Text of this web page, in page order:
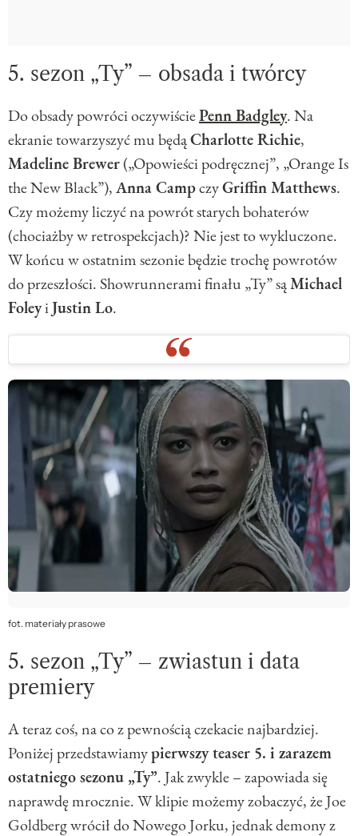
5. sezon „Ty” – obsada i twórcy
Do obsady powróci oczywiściePenn Badgley. Na
ekranie towarzyszyć mu będąCharlotte Richie,
Madeline Brewer(„Opowieści podręcznej”, „Orange Is
the New Black”),Anna CampczyGriffin Matthews.
Czy możemy liczyć na powrót starych bohaterów
(chociażby w retrospekcjach)? Nie jest to wykluczone.
W końcu w ostatnim sezonie będzie trochę powrotów
do przeszłości. Showrunnerami finału „Ty” sąMichael
FoleyiJustin Lo.
fot. materiały prasowe
5. sezon „Ty” – zwiastun i data
premiery
A teraz coś, na co z pewnością czekacie najbardziej.
Poniżej przedstawiamypierwszy teaser 5. i zarazem
ostatniego sezonu „Ty”. Jak zwykle – zapowiada się
naprawdę mrocznie. W klipie możemy zobaczyć, że Joe
Goldberg wrócił do Nowego Jorku, jednak demony z